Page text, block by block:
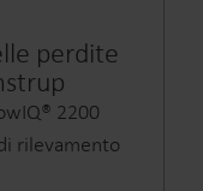
perdite
2200
rilevamento